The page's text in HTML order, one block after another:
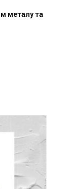
металу та